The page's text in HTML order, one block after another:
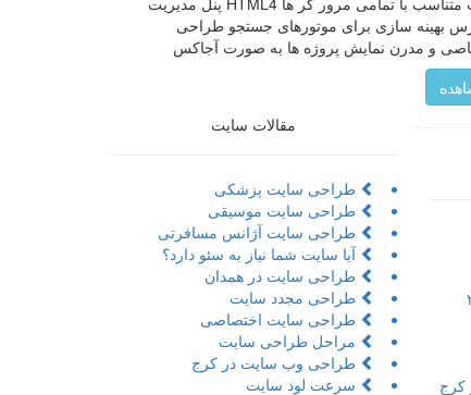
بهینه سازی برای موتور‌های جستجو طراحی
و مدرن نمایش پروژه ها به صورت آجاکس
مقالات سایت
طراحی سایت پزشکی
طراحی سایت موسیقی
طراحی سایت آژانس مسافرتی
آیا سایت شما نیاز به سئو دارد؟
طراحی سایت در همدان
طراحی مجدد سایت
طراحی سایت اختصاصی
مراحل طراحی سایت
طراحی وب سایت در کرج
سرعت لود سایت
و ۲۰
کرج